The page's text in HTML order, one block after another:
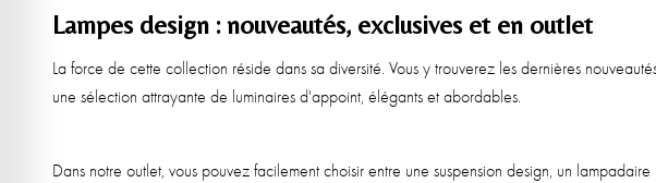
Lampes design : nouveautés, exclusives et en outlet
La force de cette collection réside dans sa diversité. Vous y trouverez les dernières
une sélection attrayante de luminaires d'appoint, élégants et abordables.
Dans notre outlet, vous pouvez facilement choisir entre une suspension design, un